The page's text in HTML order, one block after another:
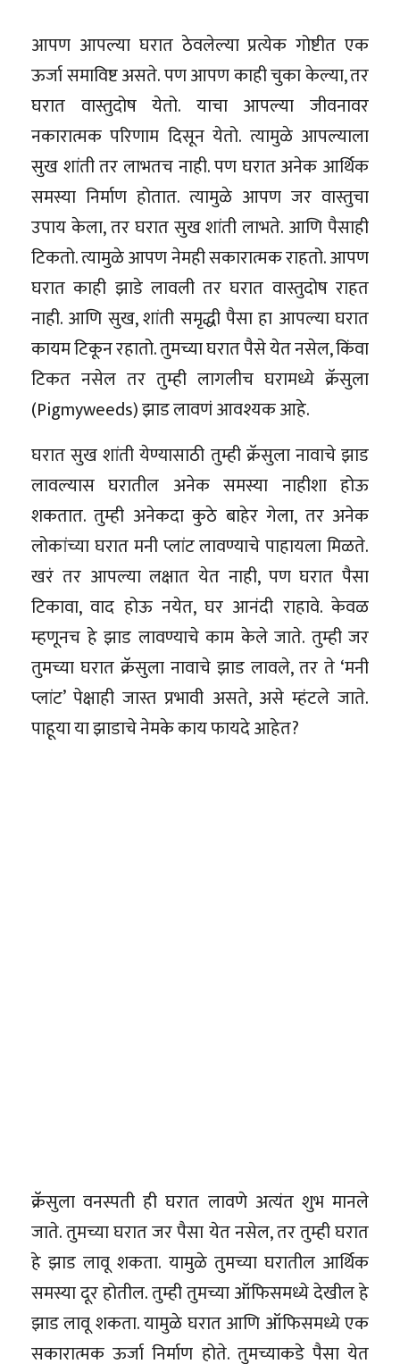
आपण आपल्या घरात ठेवलेल्या प्रत्येक गोष्टीत एक
ऊर्जा समाविष्ट असते. पण आपण काही चुका केल्या, तर
घरात वास्तुदोष येतो. याचा आपल्या जीवनावर
नकारात्मक परिणाम दिसून येतो. त्यामुळे आपल्याला
सुख शांती तर लाभतच नाही. पण घरात अनेक आर्थिक
समस्या निर्माण होतात. त्यामुळे आपण जर वास्तुचा
उपाय केला, तर घरात सुख शांती लाभते. आणि पैसाही
टिकतो. त्यामुळे आपण नेमही सकारात्मक राहतो. आपण
घरात काही झाडे लावली तर घरात वास्तुदोष राहत
नाही. आणि सुख, शांती समृद्धी पैसा हा आपल्या घरात
कायम टिकून रहातो. तुमच्या घरात पैसे येत नसेल, किंवा
टिकत नसेल तर तुम्ही लागलीच घरामध्ये क्रॅसुला
(Pigmyweeds) झाड लावणं आवश्यक आहे.
घरात सुख शांती येण्यासाठी तुम्ही क्रॅसुला नावाचे झाड
लावल्यास घरातील अनेक समस्या नाहीशा होऊ
शकतात. तुम्ही अनेकदा कुठे बाहेर गेला, तर अनेक
लोकांच्या घरात मनी प्लांट लावण्याचे पाहायला मिळते.
खरं तर आपल्या लक्षात येत नाही, पण घरात पैसा
टिकावा, वाद होऊ नयेत, घर आनंदी राहावे. केवळ
म्हणूनच हे झाड लावण्याचे काम केले जाते. तुम्ही जर
तुमच्या घरात क्रॅसुला नावाचे झाड लावले, तर ते ‘मनी
प्लांट’ पेक्षाही जास्त प्रभावी असते, असे म्हंटले जाते.
पाहूया या झाडाचे नेमके काय फायदे आहेत?
क्रॅसुला वनस्पती ही घरात लावणे अत्यंत शुभ मानले
जाते. तुमच्या घरात जर पैसा येत नसेल, तर तुम्ही घरात
हे झाड लावू शकता. यामुळे तुमच्या घरातील आर्थिक
समस्या दूर होतील. तुम्ही तुमच्या ऑफिसमध्ये देखील हे
झाड लावू शकता. यामुळे घरात आणि ऑफिसमध्ये एक
सकारात्मक ऊर्जा निर्माण होते. तुमच्याकडे पैसा येत